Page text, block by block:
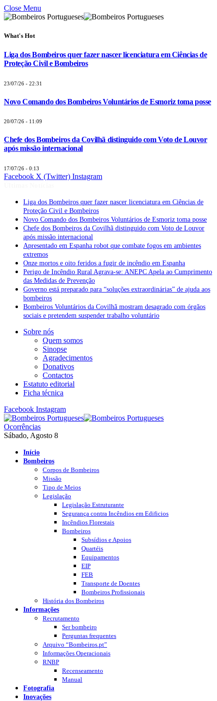
Close Menu
What's Hot
Liga dos Bombeiros quer fazer nascer licenciatura em Ciências de
Proteção Civil e Bombeiros
23/07/26 - 22:31
Novo Comando dos Bombeiros Voluntários de Esmoriz toma posse
20/07/26 - 11:09
Chefe dos Bombeiros da Covilhã distinguido com Voto de Louvor
após missão internacional
17/07/26 - 0:13
Facebook X (Twitter) Instagram
Liga dos Bombeiros quer fazer nascer licenciatura em Ciências de
Proteção Civil e Bombeiros
Novo Comando dos Bombeiros Voluntários de Esmoriz toma posse
Chefe dos Bombeiros da Covilhã distinguido com Voto de Louvor
após missão internacional
Apresentado em Espanha robot que combate fogos em ambientes
extremos
Onze mortos e oito feridos a fugir de incêndio em Espanha
Perigo de Incêndio Rural Agrava-se: ANEPC Apela ao Cumprimento
das Medidas de Prevenção
Governo está preparado para “soluções extraordinárias” de ajuda aos
bombeiros
Bombeiros Voluntários da Covilhã mostram desagrado com órgãos
sociais e pretendem suspender trabalho voluntário
Sobre nós
Quem somos
Sinopse
Agradecimentos
Donativos
Contactos
Estatuto editorial
Ficha técnica
Facebook Instagram
Ocorrências
Sábado, Agosto 8
Início
Bombeiros
Corpos de Bombeiros
Missão
Tipo de Meios
Legislação
Legislação Estruturante
Segurança contra Incêndios em Edificios
Incêndios Florestais
Bombeiros
Subsídios e Apoios
Quartéis
Equipamentos
EIP
FEB
Transporte de Doentes
Bombeiros Profissionais
História dos Bombeiros
Informações
Recrutamento
Ser bombeiro
Perguntas frequentes
Arquivo “Bombeiros.pt”
Informações Operacionais
RNBP
Recenseamento
Manual
Fotografia
Inovações